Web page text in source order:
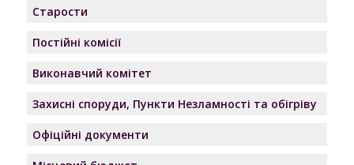
Старости
Постійні комісії
Виконавчий комітет
Захисні споруди, Пункти Незламності та обігріву
Офіційні документи